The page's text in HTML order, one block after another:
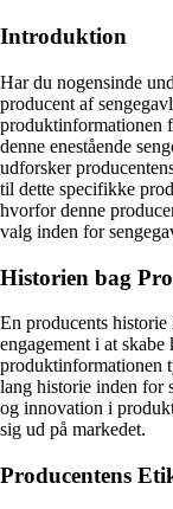
Introduktion
Har du nogensinde
producent af
produktinformationen
denne enestående
udforsker
til dette specifikke
hvorfor denne
valg inden for
Historien bag
En producents
engagement i at
produktinformationen
lang historie inden for
og innovation i
sig ud på markedet.
Producentens